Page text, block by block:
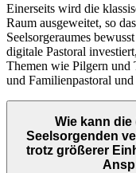
Einerseits wird die
Raum ausgeweitet, so
Seelsorgeraumes
digitale Pastoral
Themen wie Pilgern und
und Familienpastoral
Wie kann
Seelsorgenden
trotz größerer